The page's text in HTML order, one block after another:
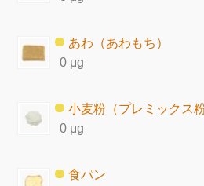
あわ（あわもち）
0 μg
小麦粉（プレミックス
0 μg
食パン